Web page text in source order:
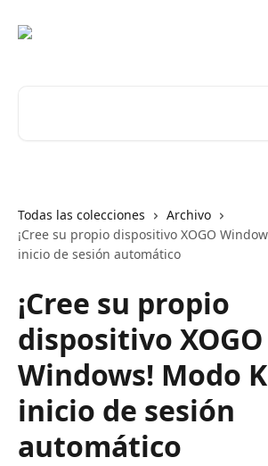
Todas las colecciones
Archivo
¡Cree su propio dispositivo XOGO
inicio de sesión automático
¡Cree su propio
dispositivo XOGO
Windows! Modo
inicio de sesión
automático